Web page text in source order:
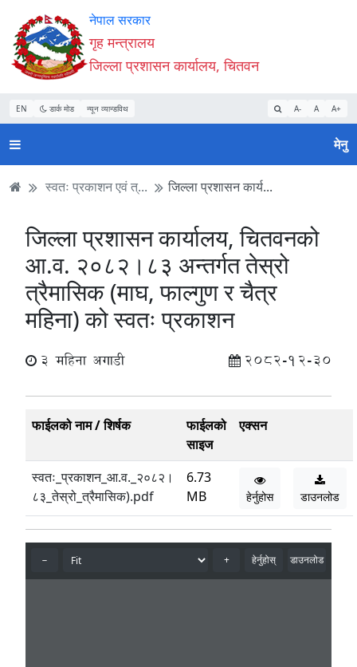
Accessibility
Mode
सुरु
गर्नुहोस्
सामाग्री
पढ्नुहाेस्
नेभिगेसन
पढ्नुहाेस्
वेबसाइट
खोजमा
जानुहोस्
नेपाल सरकार
गृह मन्त्रालय
जिल्ला प्रशासन कार्यालय, चितवन
EN डार्क मोड न्यून व्यान्डविथ A- A A+
मेनु
स्वतः प्रकाशन एवं त्... जिल्ला प्रशासन कार्य...
जिल्ला प्रशासन कार्यालय, चितवनको
आ.व. २०८२।८३ अन्तर्गत तेस्रो
त्रैमासिक (माघ, फाल्गुण र चैत्र
महिना) को स्वतः प्रकाशन
3 महिना अगाडी 2082-12-30
फाईलको नाम / शिर्षक
फाईलको
साइज
एक्सन
स्वतः_प्रकाशन_आ.व._२०८२।
८३_तेस्रो_त्रैमासिक).pdf
6.73
MB
हेर्नुहोस डाउनलोड